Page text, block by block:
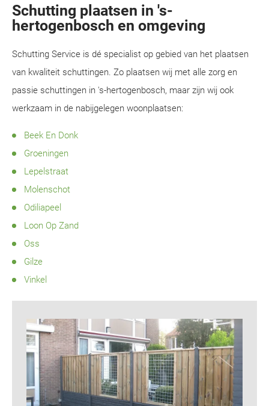
Schutting plaatsen in 's-
hertogenbosch en omgeving
Schutting Service is dé specialist op gebied van het plaatsen
van kwaliteit schuttingen. Zo plaatsen wij met alle zorg en
passie schuttingen in 's-hertogenbosch, maar zijn wij ook
werkzaam in de nabijgelegen woonplaatsen:
Beek En Donk
Groeningen
Lepelstraat
Molenschot
Odiliapeel
Loon Op Zand
Oss
Gilze
Vinkel